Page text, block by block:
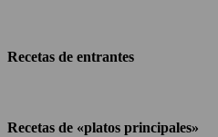
Recetas de entrantes
Recetas de «platos principales»